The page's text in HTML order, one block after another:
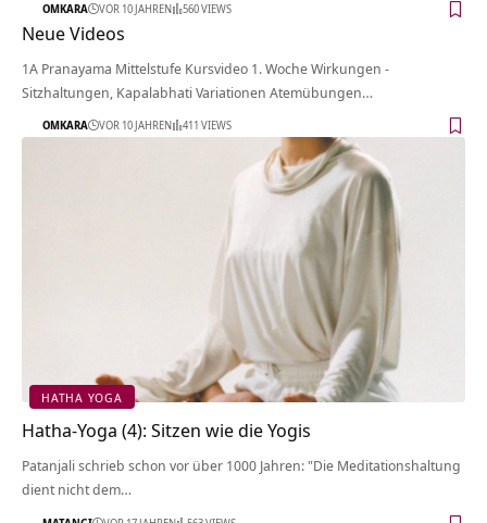
OMKARA VOR 10 JAHREN 560 VIEWS
Neue Videos
1A Pranayama Mittelstufe Kursvideo 1. Woche Wirkungen -
Sitzhaltungen, Kapalabhati Variationen Atemübungen…
OMKARA VOR 10 JAHREN 411 VIEWS
HATHA YOGA
Hatha-Yoga (4): Sitzen wie die Yogis
Patanjali schrieb schon vor über 1000 Jahren: "Die Meditationshaltung
dient nicht dem…